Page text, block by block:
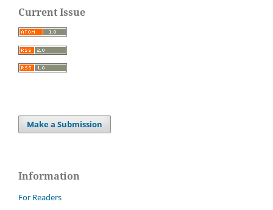
Current Issue
Make a Submission
Information
For Readers